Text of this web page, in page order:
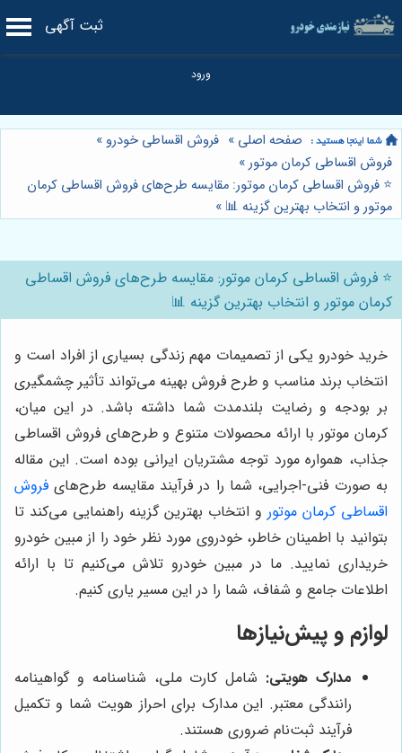
ثبت آگهی
صفحه اصلی » فروش اقساطی خودرو »
فروش اقساطی کرمان موتور»
⭐️ فروش اقساطی کرمان موتور: مقایسه طرح‌های فروش اقساطی کرمان
موتور و انتخاب بهترین گزینه 📊 »
⭐️ فروش اقساطی کرمان موتور: مقایسه طرح‌های فروش اقساطی
کرمان موتور و انتخاب بهترین گزینه 📊
خرید خودرو یکی از تصمیمات مهم زندگی بسیاری از افراد است و
انتخاب برند مناسب و طرح فروش بهینه می‌تواند تأثیر چشمگیری
بر بودجه و رضایت بلندمدت شما داشته باشد. در این میان،
کرمان موتور با ارائه محصولات متنوع و طرح‌های فروش اقساطی
جذاب، همواره مورد توجه مشتریان ایرانی بوده است. این مقاله
به صورت فنی-اجرایی، شما را در فرآیند مقایسه طرح‌های فروش
اقساطی کرمان موتور و انتخاب بهترین گزینه راهنمایی می‌کند تا
بتوانید با اطمینان خاطر، خودروی مورد نظر خود را از مبین خودرو
خریداری نمایید. ما در مبین خودرو تلاش می‌کنیم تا با ارائه
اطلاعات جامع و شفاف، شما را در این مسیر یاری کنیم.
لوازم و پیش‌نیازها
مدارک هویتی: شامل کارت ملی، شناسنامه و گواهینامه
رانندگی معتبر. این مدارک برای احراز هویت شما و تکمیل
فرآیند ثبت‌نام ضروری هستند.